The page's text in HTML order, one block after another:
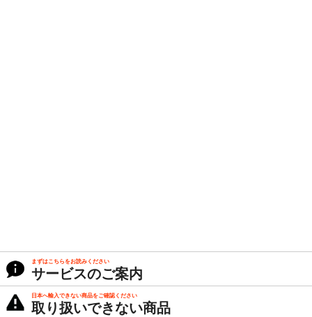
まずはこちらをお読みください
サービスのご案内
日本へ輸入できない商品をご確認ください
取り扱いできない商品